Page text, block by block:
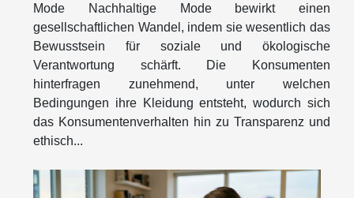
Mode Nachhaltige Mode bewirkt einen
gesellschaftlichen Wandel, indem sie wesentlich das
Bewusstsein für soziale und ökologische
Verantwortung schärft. Die Konsumenten
hinterfragen zunehmend, unter welchen
Bedingungen ihre Kleidung entsteht, wodurch sich
das Konsumentenverhalten hin zu Transparenz und
ethisch...